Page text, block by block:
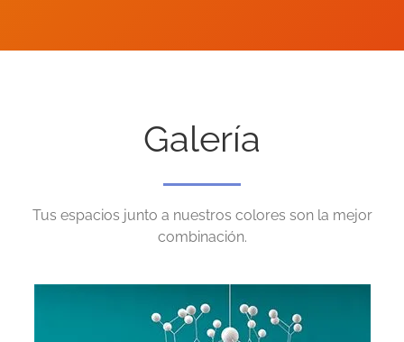
Galería
Tus espacios junto a nuestros colores son la mejor
combinación.